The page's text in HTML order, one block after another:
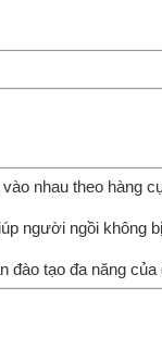
nhau theo hàng
người ngồi không
đào tạo đa năng của